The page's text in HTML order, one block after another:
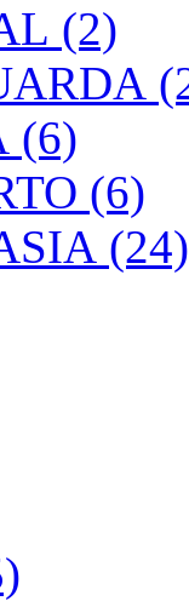
(2)
(6)
(6)
(24)